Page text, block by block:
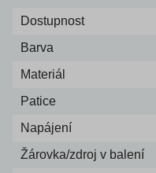
Dostupnost
Barva
Materiál
Patice
Napájení
Žárovka/zdroj v balení